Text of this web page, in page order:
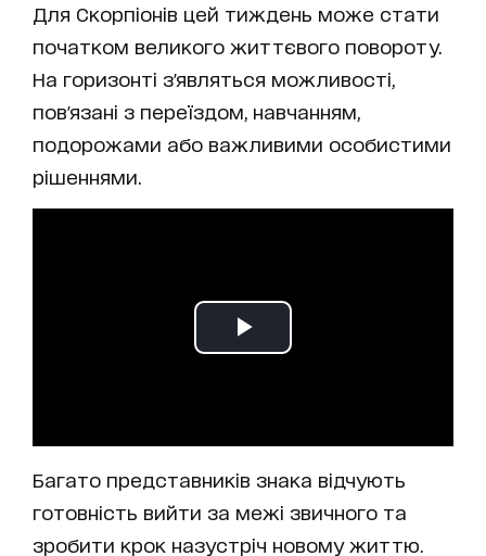
Для Скорпіонів цей тиждень може стати
початком великого життєвого повороту.
На горизонті з'являться можливості,
пов'язані з переїздом, навчанням,
подорожами або важливими особистими
рішеннями.
Багато представників знака відчують
готовність вийти за межі звичного та
зробити крок назустріч новому життю.